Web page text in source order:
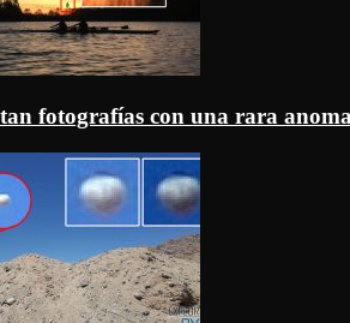
fotografías con una rara